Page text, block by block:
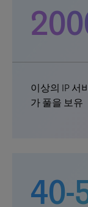
이상의 IP 서
가 풀을 보유
40-